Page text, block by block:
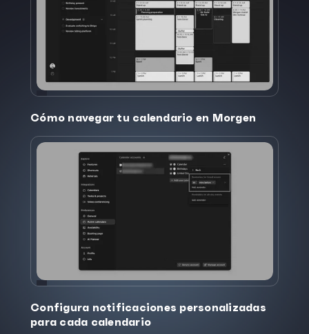
Cómo navegar tu calendario en Morgen
Configura notificaciones personalizadas
para cada calendario